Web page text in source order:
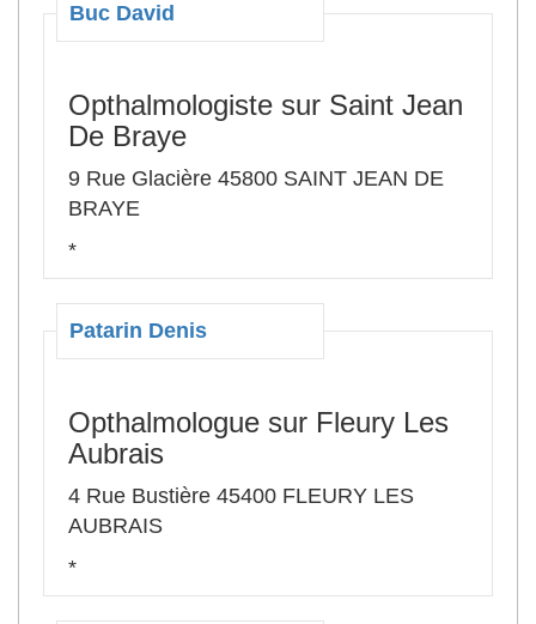
Buc David
Opthalmologiste sur Saint Jean
De Braye
9 Rue Glacière 45800 SAINT JEAN DE
BRAYE
*
Patarin Denis
Opthalmologue sur Fleury Les
Aubrais
4 Rue Bustière 45400 FLEURY LES
AUBRAIS
*